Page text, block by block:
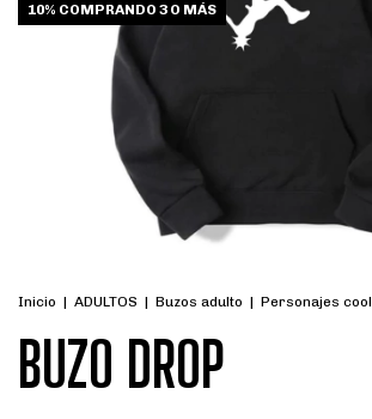
10% COMPRANDO 3 O MÁS
Inicio | ADULTOS | Buzos adulto | Personajes cool
BUZO DROP